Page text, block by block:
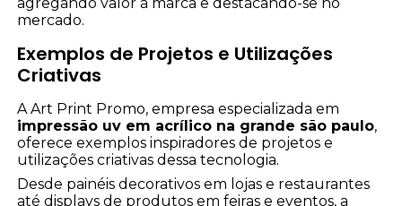
mercado.
Exemplos de Projetos e Utilizações
Criativas
A Art Print Promo, empresa especializada em
impressão uv em acrílico na grande são paulo,
oferece exemplos inspiradores de projetos e
utilizações criativas dessa tecnologia.
Desde painéis decorativos em lojas e restaurantes
até displays de produtos em feiras e eventos, a